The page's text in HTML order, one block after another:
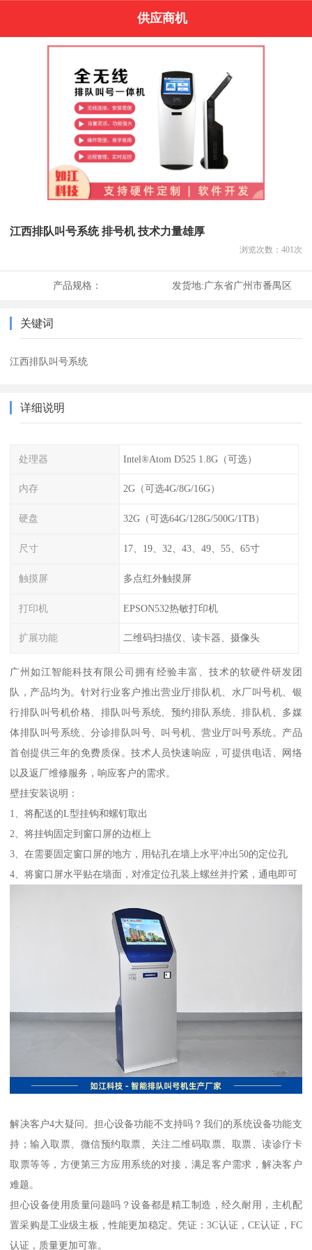
供应商机
江西排队叫号系统 排号机 技术力量雄厚
浏览次数： 401 次
产品规格： 发货地:广东省广州市番禺区
关键词
江西排队叫号系统
详细说明
处理器 Intel®Atom D525 1.8G（可选）
内存 2G（可选4G/8G/16G）
硬盘 32G（可选64G/128G/500G/1TB）
尺寸 17、19、32、43、49、55、65寸
触摸屏 多点红外触摸屏
打印机 EPSON532热敏打印机
扩展功能 二维码扫描仪、读卡器、摄像头
广州如江智能科技有限公司拥有经验丰富、技术的软硬件研发团
队，产品均为。针对行业客户推出营业厅排队机、水厂叫号机、银
行排队叫号机价格、排队叫号系统、预约排队系统、排队机、多媒
体排队叫号系统、分诊排队叫号、叫号机、营业厅叫号系统。产品
首创提供三年的免费质保。技术人员快速响应，可提供电话、网络
以及返厂维修服务，响应客户的需求。
壁挂安装说明：
1、将配送的L型挂钩和螺钉取出
2、将挂钩固定到窗口屏的边框上
3、在需要固定窗口屏的地方，用钻孔在墙上水平冲出50的定位孔
4、将窗口屏水平贴在墙面，对准定位孔装上螺丝并拧紧，通电即可
解决客户4大疑问。担心设备功能不支持吗？我们的系统设备功能支
持；输入取票、微信预约取票、关注二维码取票、取票、读诊疗卡
取票等等，方便第三方应用系统的对接，满足客户需求，解决客户
难题。
担心设备使用质量问题吗？设备都是精工制造，经久耐用，主机配
置采购是工业级主板，性能更加稳定。凭证：3C认证，CE认证，FC
认证，质量更加可靠。